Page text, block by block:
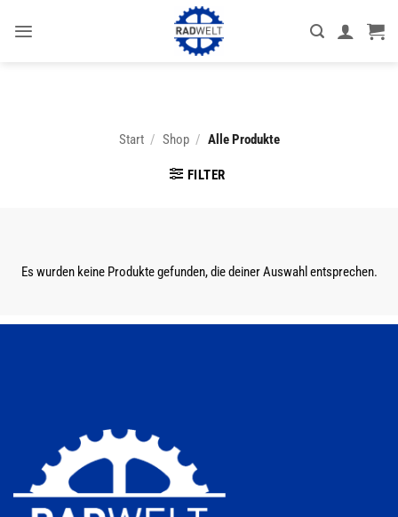
Inhalt
Start / Shop / Alle Produkte
FILTER
Es wurden keine Produkte gefunden, die deiner Auswahl entsprechen.